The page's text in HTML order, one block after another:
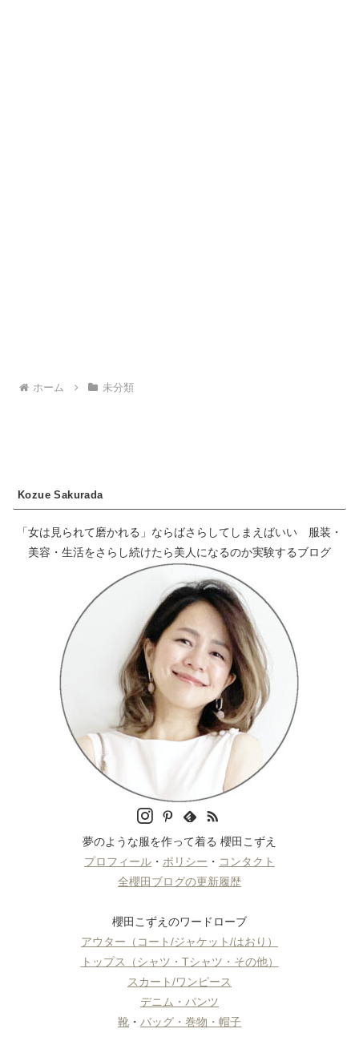
ホーム 未分類
Kozue Sakurada
「女は見られて磨かれる」ならばさらしてしまえばいい 服装・
美容・生活をさらし続けたら美人になるのか実験するブログ
夢のような服を作って着る 櫻田こずえ
プロフィール ・ ポリシー ・ コンタクト
全櫻田ブログの更新履歴
櫻田こずえのワードローブ
アウター（コート/ジャケット/はおり）
トップス（シャツ・Tシャツ・その他）
スカート/ワンピース
デニム・パンツ
靴 ・ バッグ・巻物・帽子